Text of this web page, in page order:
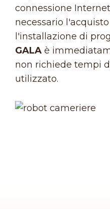
connessione
necessario
l'installazione di
GALA è
non richiede tempi
utilizzato.